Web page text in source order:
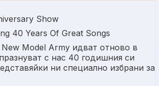
Show
40 Years Of Great Songs
New Model Army идват отново в
с нас 40 годишния си
ни специално избрани за